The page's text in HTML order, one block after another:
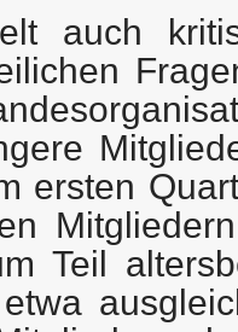
auch
ersten
Teil